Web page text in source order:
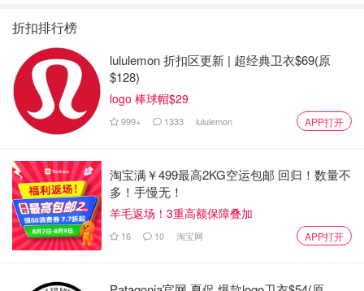
图片来自于@Alessa Ciraulo，版权属于原作者
又便宜、旅游开放完善的马略卡岛都是不二的选择。
折扣排行榜
lululemon 折扣区更新 | 超经典卫衣$69(原
$128)
logo 棒球帽$29
999+ 1333 lululemon APP打开
淘宝满￥499最高2KG空运包邮 回归！数量不
多！手慢无！
羊毛返场！3重高额保障叠加
16 10 淘宝网 APP打开